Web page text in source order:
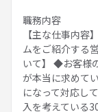
職務内容
【主な仕事内容
ムをご紹介する
いて】 ◆お客様
が本当に求めて
になって対応し
入を考えている